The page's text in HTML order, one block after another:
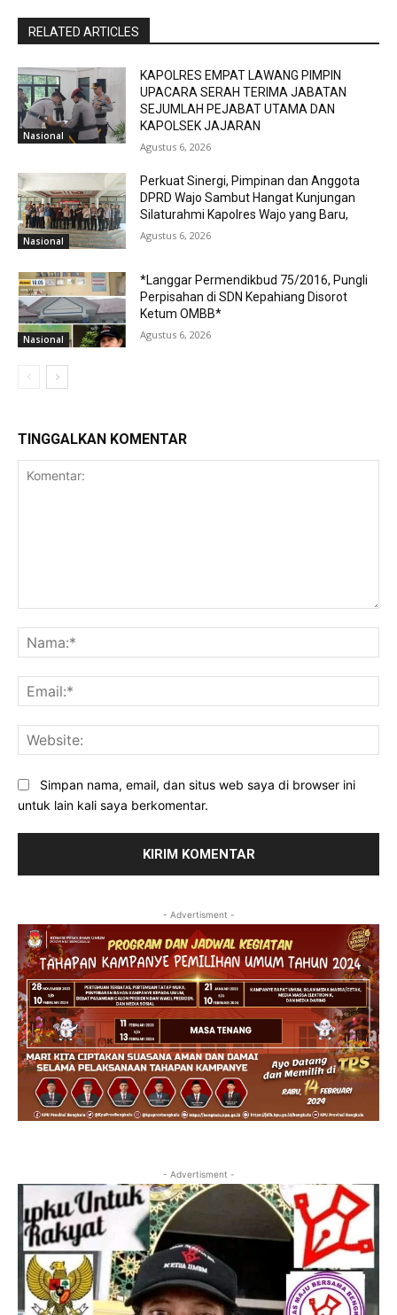
RELATED ARTICLES
Nasional
KAPOLRES EMPAT LAWANG PIMPIN
UPACARA SERAH TERIMA JABATAN
SEJUMLAH PEJABAT UTAMA DAN
KAPOLSEK JAJARAN
Agustus 6, 2026
Nasional
Perkuat Sinergi, Pimpinan dan Anggota
DPRD Wajo Sambut Hangat Kunjungan
Silaturahmi Kapolres Wajo yang Baru,
Agustus 6, 2026
Nasional
*Langgar Permendikbud 75/2016, Pungli
Perpisahan di SDN Kepahiang Disorot
Ketum OMBB*
Agustus 6, 2026
TINGGALKAN KOMENTAR
Simpan nama, email, dan situs web saya di browser ini
untuk lain kali saya berkomentar.
- Advertisment -
- Advertisment -